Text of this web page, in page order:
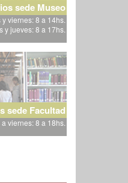
sede Museo
viernes: 8 a 14hs.
y jueves: 8 a 17hs.
sede Facultad
viernes: 8 a 18hs.